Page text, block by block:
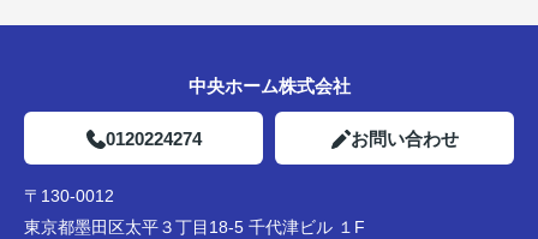
中央ホーム株式会社
0120224274 お問い合わせ
〒130-0012
東京都墨田区太平３丁目18-5 千代津ビル １F